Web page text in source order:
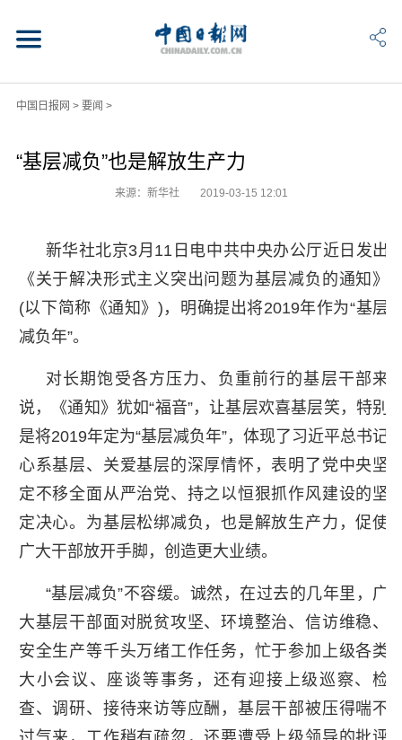
中国日报网 > 要闻 >
“基层减负”也是解放生产力
来源：新华社 2019-03-15 12:01
新华社北京3月11日电中共中央办公厅近日发出
《关于解决形式主义突出问题为基层减负的通知》
(以下简称《通知》)，明确提出将2019年作为“基层
减负年”。
对长期饱受各方压力、负重前行的基层干部来
说，《通知》犹如“福音”，让基层欢喜基层笑，特别
是将2019年定为“基层减负年”，体现了习近平总书记
心系基层、关爱基层的深厚情怀，表明了党中央坚
定不移全面从严治党、持之以恒狠抓作风建设的坚
定决心。为基层松绑减负，也是解放生产力，促使
广大干部放开手脚，创造更大业绩。
“基层减负”不容缓。诚然，在过去的几年里，广
大基层干部面对脱贫攻坚、环境整治、信访维稳、
安全生产等千头万绪工作任务，忙于参加上级各类
大小会议、座谈等事务，还有迎接上级巡察、检
查、调研、接待来访等应酬，基层干部被压得喘不